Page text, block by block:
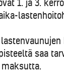
1. ja 3.
saa